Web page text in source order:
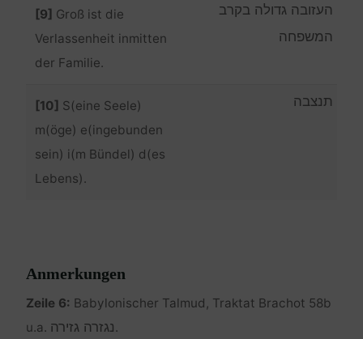
[9] Groß ist die
Verlassenheit inmitten
der Familie.
העזובה גדולה בקרב
המשפחה
[10] S(eine Seele)
m(öge) e(ingebunden
sein) i(m Bündel) d(es
Lebens).
תנצבה
Anmerkungen
Zeile 6: Babylonischer Talmud, Traktat Brachot 58b
u.a. נגזרה גזירה.